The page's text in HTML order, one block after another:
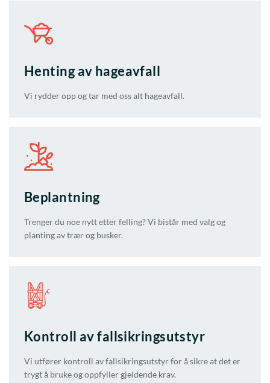
Henting av hageavfall
Vi rydder opp og tar med oss alt hageavfall.
Beplantning
Trenger du noe nytt etter felling? Vi bistår med valg og
planting av trær og busker.
Kontroll av fallsikringsutstyr
Vi utfører kontroll av fallsikringsutstyr for å sikre at det er
trygt å bruke og oppfyller gjeldende krav.